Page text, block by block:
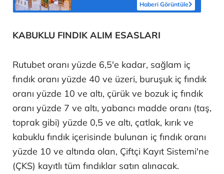
Haberi Görüntüle
KABUKLU FINDIK ALIM ESASLARI
Rutubet oranı yüzde 6,5'e kadar, sağlam iç
fındık oranı yüzde 40 ve üzeri, buruşuk iç fındık
oranı yüzde 10 ve altı, çürük ve bozuk iç fındık
oranı yüzde 7 ve altı, yabancı madde oranı (taş,
toprak gibi) yüzde 0,5 ve altı, çatlak, kırık ve
kabuklu fındık içerisinde bulunan iç fındık oranı
yüzde 10 ve altında olan, Çiftçi Kayıt Sistemi'ne
(ÇKS) kayıtlı tüm fındıklar satın alınacak.